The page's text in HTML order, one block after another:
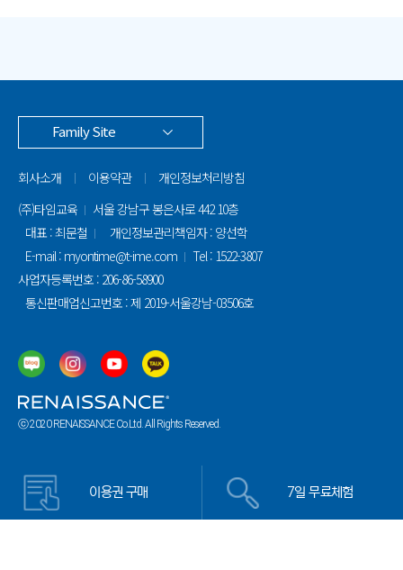
이용권 구매 7일 무료체험
ⓒ 2020 RENAISSANCE Co.Ltd. All Rights Reserved.
(주)타임교육
서울 강남구 봉은사로 442 10층
대표 : 최문철
개인정보관리책임자 : 양선학
E-mail : myontime@t-ime.com
Tel : 1522-3807
사업자등록번호 : 206-86-58900
통신판매업신고번호 : 제 2019-서울강남-03506호
Family Site
회사소개 이용약관 개인정보처리방침